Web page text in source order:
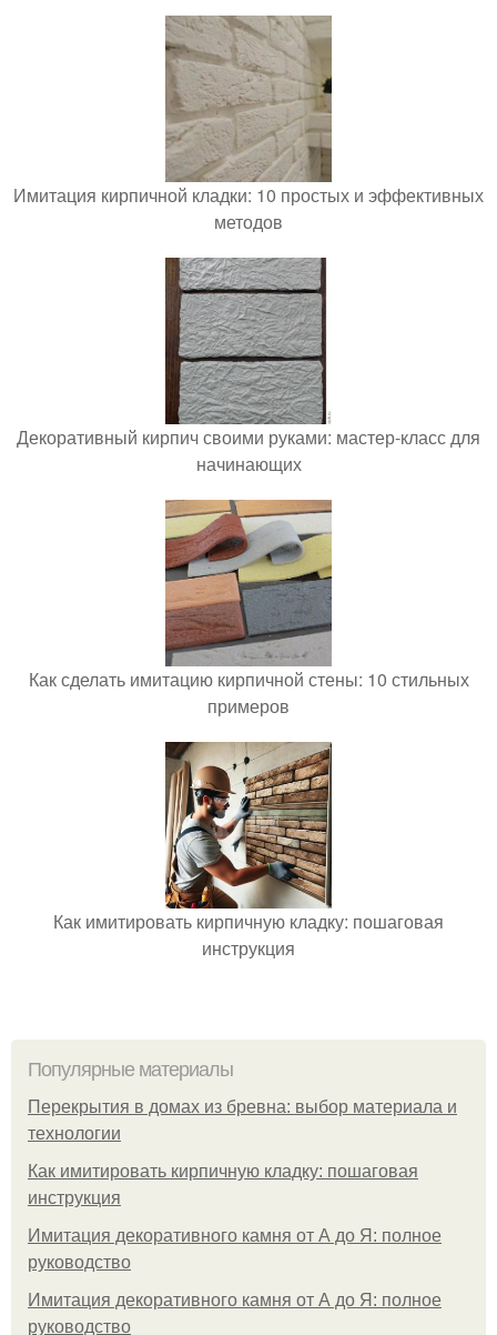
Имитация кирпичной кладки: 10 простых и эффективных
методов
Декоративный кирпич своими руками: мастер-класс для
начинающих
Как сделать имитацию кирпичной стены: 10 стильных
примеров
Как имитировать кирпичную кладку: пошаговая
инструкция
Популярные материалы
Перекрытия в домах из бревна: выбор материала и
технологии
Как имитировать кирпичную кладку: пошаговая
инструкция
Имитация декоративного камня от А до Я: полное
руководство
Имитация декоративного камня от А до Я: полное
руководство